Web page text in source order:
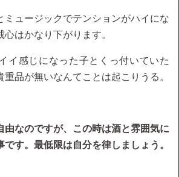
ミュージックでテンションがハイにな
はかなり下がります。
イ感じになった子とくっ付いていた
重品が無いなんてことは起こりうる。
由なのですが、この時は酒と雰囲気に
す。最低限は自分を律しましょう。